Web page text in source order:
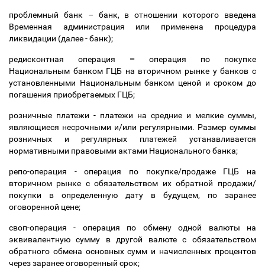
проблемный банк – банк, в отношении которого введена
Временная администрация или применена процедура
ликвидации (далее - банк);
редисконтная операция – операция по покупке
Национальным банком ГЦБ на вторичном рынке у банков с
установленными Национальным банком ценой и сроком до
погашения приобретаемых ГЦБ;
розничные платежи - платежи на средние и мелкие суммы,
являющиеся несрочными и/или регулярными. Размер суммы
розничных и регулярных платежей устанавливается
нормативными правовыми актами Национального банка;
репо-операция - операция по покупке/продаже ГЦБ на
вторичном рынке с обязательством их обратной продажи/
покупки в определенную дату в будущем, по заранее
оговоренной цене;
своп-операция - операция по обмену одной валюты на
эквивалентную сумму в другой валюте с обязательством
обратного обмена основных сумм и начисленных процентов
через заранее оговоренный срок;